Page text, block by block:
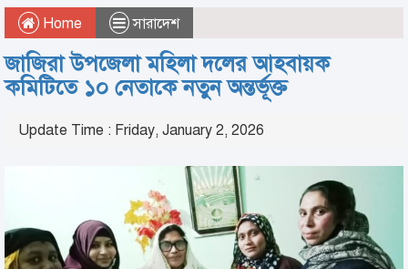
Home সারাদেশ
জাজিরা উপজেলা মহিলা দলের আহবায়ক
কমিটিতে ১০ নেতাকে নতুন অন্তর্ভূক্ত
Update Time : Friday, January 2, 2026